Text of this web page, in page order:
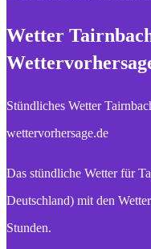
Wetter
Stündliches Wetter
wettervorhersage.de
Das stündliche Wetter für
Deutschland) mit den
Stunden.